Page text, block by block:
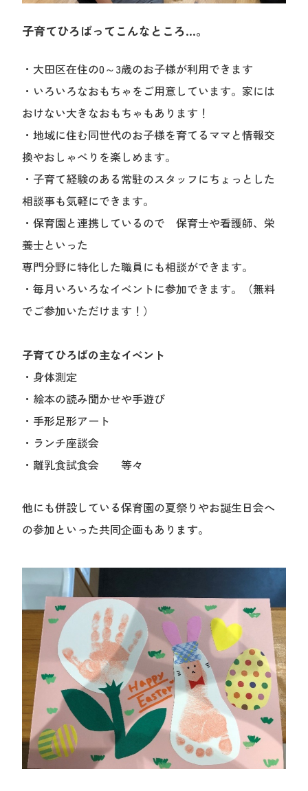
子育てひろばってこんなところ…。
・大田区在住の0～3歳のお子様が利用できます
・いろいろなおもちゃをご用意しています。家には
おけない大きなおもちゃもあります！
・地域に住む同世代のお子様を育てるママと情報交
換やおしゃべりを楽しめます。
・子育て経験のある常駐のスタッフにちょっとした
相談事も気軽にできます。
・保育園と連携しているので 保育士や看護師、栄
養士といった
専門分野に特化した職員にも相談ができます。
・毎月いろいろなイベントに参加できます。（無料
でご参加いただけます！）
子育てひろばの主なイベント
・身体測定
・絵本の読み聞かせや手遊び
・手形足形アート
・ランチ座談会
・離乳食試食会 等々
他にも併設している保育園の夏祭りやお誕生日会へ
の参加といった共同企画もあります。